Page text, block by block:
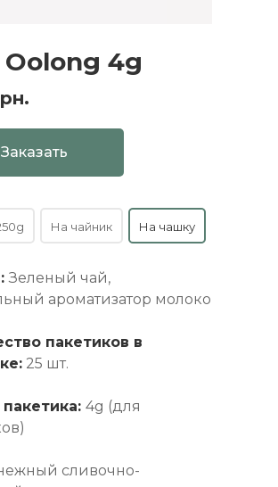
4g
Заказать
На чайник На чашку
Зеленый чай,
ароматизатор молоко
пакетиков в
25 шт.
4g (для
сливочно-